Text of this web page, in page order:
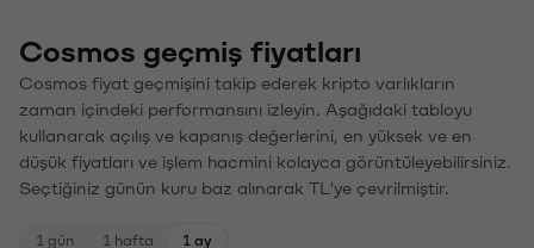
Cosmos geçmiş fiyatları
Cosmos fiyat geçmişini takip ederek kripto varlıkların
zaman içindeki performansını izleyin. Aşağıdaki tabloyu
kullanarak açılış ve kapanış değerlerini, en yüksek ve en
düşük fiyatları ve işlem hacmini kolayca görüntüleyebilirsiniz.
Seçtiğiniz günün kuru baz alınarak TL'ye çevrilmiştir.
1 gün 1 hafta 1 ay